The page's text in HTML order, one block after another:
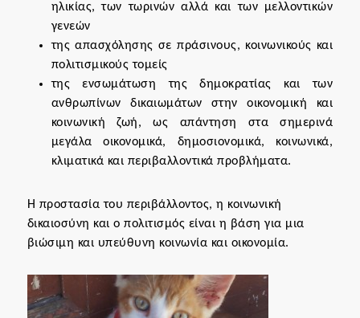
ηλικίας, των τωρινών αλλά και των μελλοντικών
γενεών
της απασχόλησης σε πράσινους, κοινωνικούς και
πολιτισμικούς τομείς
της ενσωμάτωση της δημοκρατίας και των
ανθρωπίνων δικαιωμάτων στην οικονομική και
κοινωνική ζωή, ως απάντηση στα σημερινά
μεγάλα οικονομικά, δημοσιονομικά, κοινωνικά,
κλιματικά και περιβαλλοντικά προβλήματα.
H προστασία του περιβάλλοντος, η κοινωνική
δικαιοσύνη και ο πολιτισμός είναι η βάση για μια
βιώσιμη και υπεύθυνη κοινωνία και οικονομία.